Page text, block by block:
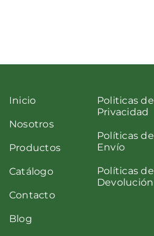
Inicio
Nosotros
Productos
Catálogo
Contacto
Blog
Politicas de
Privacidad
Políticas de
Envío
Políticas de
Devolución